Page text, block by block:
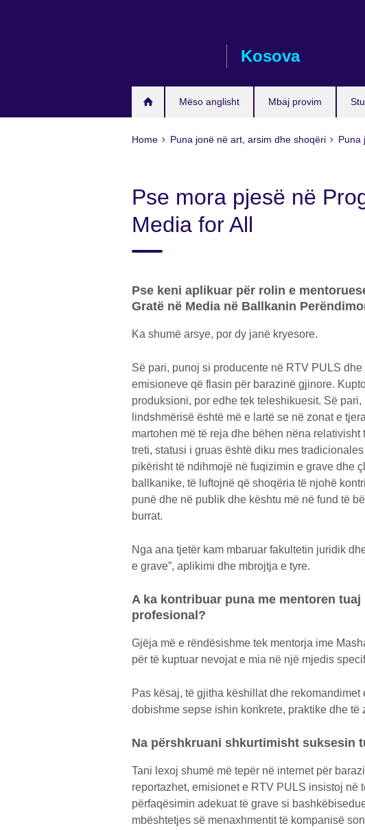
Kosova
Mëso anglisht Mbaj provim
Home Puna jonë në art, arsim dhe shoqëri Puna
Pse mora pjesë në
Media for All
Pse keni aplikuar për rolin e
Gratë në Media në Ballkanin
Ka shumë arsye, por dy janë kryesore.
Së pari, punoj si producente në RTV PULS
emisioneve që flasin për barazinë gjinore.
produksioni, por edhe tek teleshikuesit. Së
lindshmërisë është më e lartë se në zonat e
martohen më të reja dhe bëhen nëna
treti, statusi i gruas është diku mes
pikërisht të ndihmojë në fuqizimin e grave dhe
ballkanike, të luftojnë që shoqëria të njohë
punë dhe në publik dhe kështu më në fund të
burrat.
Nga ana tjetër kam mbaruar fakultetin juridik
e grave”, aplikimi dhe mbrojtja e tyre.
A ka kontribuar puna me mentoren
profesional?
Gjëja më e rëndësishme tek mentorja ime
për të kuptuar nevojat e mia në një mjedis
Pas kësaj, të gjitha këshillat dhe
dobishme sepse ishin konkrete, praktike dhe të
Na përshkruani shkurtimisht suksesin
Tani lexoj shumë më tepër në internet për
reportazhet, emisionet e RTV PULS insistoj në
përfaqësimin adekuat të grave si
mbështetjes së menaxhmentit të kompanisë